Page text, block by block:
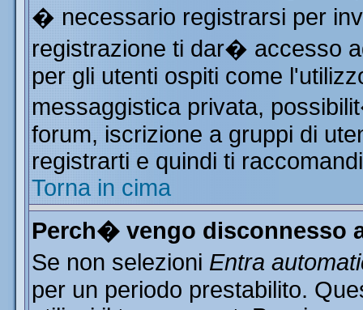
� necessario registrarsi per
registrazione ti dar� accesso
per gli utenti ospiti come
messaggistica privata,
forum, iscrizione a gruppi di
registrarti e quindi ti
Torna in cima
Perch� vengo disconnesso
Se non selezioni Entra
per un periodo prestabilito.